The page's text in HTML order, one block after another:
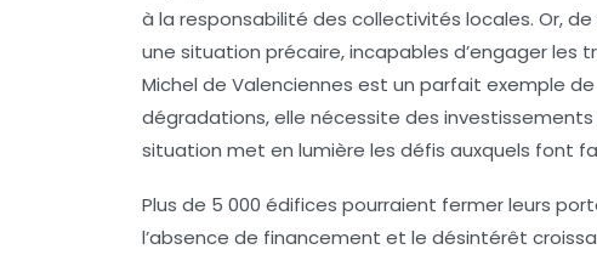
à la responsabilité des collectivités locales. Or,
une situation précaire, incapables d’engager les
Michel de Valenciennes est un parfait exemple
dégradations, elle nécessite des
situation met en lumière les défis auxquels font
Plus de 5 000 édifices pourraient fermer leurs
l’absence de financement et le désintérêt